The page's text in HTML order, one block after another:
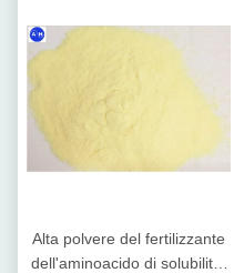
Alta polvere del fertilizzante
dell'aminoacido di solubilità,